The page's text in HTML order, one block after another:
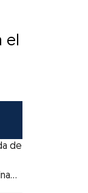
el
de